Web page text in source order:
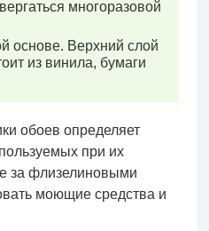
многоразовой
основе. Верхний слой
из винила, бумаги
обоев определяет
при их
за флизелиновыми
моющие средства и